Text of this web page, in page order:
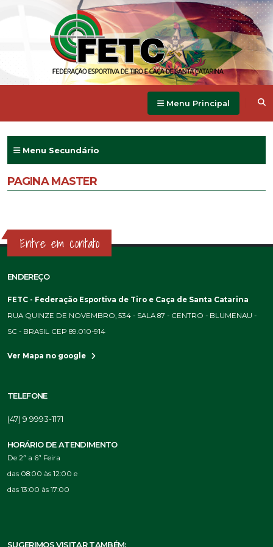
Menu Principal
Menu Secundário
PAGINA MASTER
Entre em contato
ENDEREÇO
FETC - Federação Esportiva de Tiro e Caça de Santa Catarina
RUA QUINZE DE NOVEMBRO, 534 - SALA 87 - CENTRO - BLUMENAU -
SC - BRASIL CEP 89.010-914
Ver Mapa no google
TELEFONE
(47) 9 9993-1171
HORÁRIO DE ATENDIMENTO
De 2ª a 6ª Feira
das 08:00 às 12:00 e
das 13:00 às 17:00
SUGERIMOS VISITAR TAMBÉM: